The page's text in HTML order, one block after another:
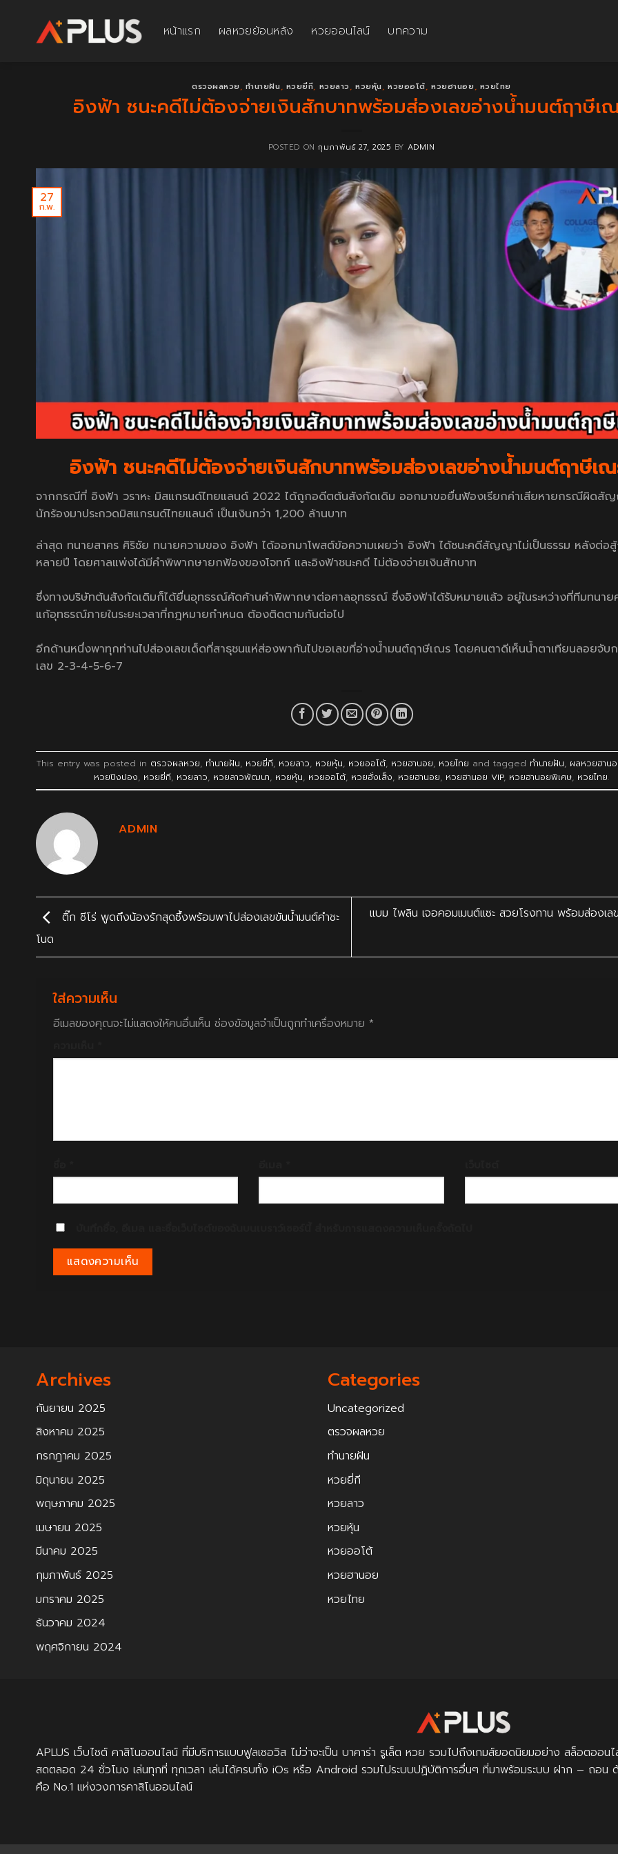
content
หน้าแรก ผลหวยย้อนหลัง หวยออนไลน์ บทความ
ตรวจผลหวย,ทำนายฝัน, หวยยี่กี, หวยลาว,หวยหุ้น, หวยออโต้,หวยฮานอย, หวยไทย
อิงฟ้า ชนะคดีไม่ต้องจ่ายเงินสักบาทพร้อมส่องเลขอ่างน้ำมนต์ฤาษีเ
POSTED ONกุมภาพันธ์ 27, 2025 BY ADMIN
27
ก.พ.
อิงฟ้า ชนะคดีไม่ต้องจ่ายเงินสักบาทพร้อมส่องเลขอ่างน้ำมนต์ฤาษีเ
จากกรณีที่ อิงฟ้า วราหะ มิสแกรนด์ไทยแลนด์ 2022 ได้ถูกอดีตต้นสังกัดเดิม ออกมาขอยื่นฟ้องเรียกค่าเสียหายกรณีผิดสั
นักร้องมาประกวดมิสแกรนด์ไทยแลนด์ เป็นเงินกว่า 1,200 ล้านบาท
ล่าสุด ทนายสาคร ศิริชัย ทนายความของ อิงฟ้า ได้ออกมาโพสต์ข้อความเผยว่า อิงฟ้า ได้ชนะคดีสัญญาไม่เป็นธรรม หลังต่อ
หลายปี โดยศาลแพ่งได้มีคำพิพากษายกฟ้องของโจทก์ และอิงฟ้าชนะคดี ไม่ต้องจ่ายเงินสักบาท
ซึ่งทางบริษัทต้นสังกัดเดิมก็ได้ยื่นอุทธรณ์คัดค้านคำพิพากษาต่อศาลอุทธรณ์ ซึ่งอิงฟ้าได้รับหมายแล้ว อยู่ในระหว่างที่ทีมทนาย
แก้อุทธรณ์ภายในระยะเวลาที่กฎหมายกำหนด ต้องติดตามกันต่อไป
อีกด้านหนึ่งพาทุกท่านไปส่องเลขเด็ดที่สาธุชนแห่ส่องพากันไปขอเลขที่อ่างน้ำมนต์ฤาษีเณร โดยคนตาดีเห็นน้ำตาเทียนลอยจับ
เลข 2-3-4-5-6-7
This entry was posted in ตรวจผลหวย, ทำนายฝัน, หวยยี่กี, หวยลาว, หวยหุ้น, หวยออโต้, หวยฮานอย, หวยไทย and tagged ทำนายฝัน, ผลหวยฮาน
หวยปิงปอง, หวยยี่กี, หวยลาว, หวยลาวพัฒนา, หวยหุ้น, หวยออโต้, หวยฮั่งเส็ง, หวยฮานอย, หวยฮานอย VIP, หวยฮานอยพิเศษ, หวยไทย.
ADMIN
ติ๊ก ชีโร่ พูดถึงน้องรักสุดซึ้งพร้อมพาไปส่องเลขขันน้ำมนต์คำชะ
โนด
แบม ไพลิน เจอคอมเมนต์แซะ สวยโรงทาน พร้อมส่องเล
ใส่ความเห็น
อีเมลของคุณจะไม่แสดงให้คนอื่นเห็น ช่องข้อมูลจำเป็นถูกทำเครื่องหมาย *
Archives
กันยายน 2025
สิงหาคม 2025
กรกฎาคม 2025
มิถุนายน 2025
พฤษภาคม 2025
เมษายน 2025
มีนาคม 2025
กุมภาพันธ์ 2025
มกราคม 2025
ธันวาคม 2024
พฤศจิกายน 2024
Categories
Uncategorized
ตรวจผลหวย
ทำนายฝัน
หวยยี่กี
หวยลาว
หวยหุ้น
หวยออโต้
หวยฮานอย
หวยไทย
APLUS เว็บไซต์ คาสิโนออนไลน์ ที่มีบริการแบบฟูลเซอวิส ไม่ว่าจะเป็น บาคาร่า รูเล็ต หวย รวมไปถึงเกมส์ยอดนิยมอย่าง สล็อตอ
สดตลอด 24 ชั่วโมง เล่นทุกที่ ทุกเวลา เล่นได้ครบทั้ง iOs หรือ Android รวมไประบบปฏิบัติการอื่นๆ ที่มาพร้อมระบบ ฝาก – ถอน ด้ว
คือ No.1 แห่งวงการคาสิโนออนไลน์